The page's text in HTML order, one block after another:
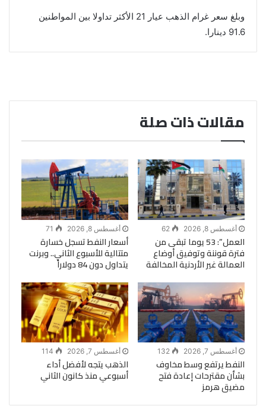
وبلغ سعر غرام الذهب عيار 21 الأكثر تداولا بين المواطنين
91.6 دينارا.
مقالات ذات صلة
أغسطس 8, 2026 62
العمل”: 53 يوما تبقى من
فترة قوننة وتوفيق أوضاع
العمالة غير الأردنية المخالفة
أغسطس 8, 2026 71
أسعار النفط تسجل خسارة
متتالية للأسبوع الثاني.. وبرنت
يتداول دون 84 دولاراً
أغسطس 7, 2026 132
النفط يرتفع وسط مخاوف
بشأن مقترحات إعادة فتح
مضيق هرمز
أغسطس 7, 2026 114
الذهب يتجه لأفضل أداء
أسبوعي منذ كانون الثاني